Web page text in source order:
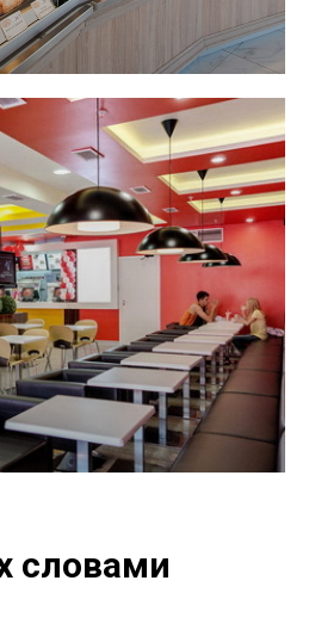
словами